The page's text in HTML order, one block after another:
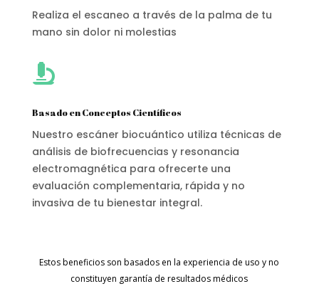
Realiza el escaneo a través de la palma de tu
mano sin dolor ni molestias

Basado en Conceptos Científicos
Nuestro escáner biocuántico utiliza técnicas de
análisis de biofrecuencias y resonancia
electromagnética para ofrecerte una
evaluación complementaria, rápida y no
invasiva de tu bienestar integral.
Estos beneficios son basados en la experiencia de uso y no
constituyen garantía de resultados médicos